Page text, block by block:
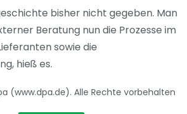
bisher nicht gegeben. Man
Beratung nun die Prozesse im
sowie die
hieß es.
(www.dpa.de). Alle Rechte vorbehalten